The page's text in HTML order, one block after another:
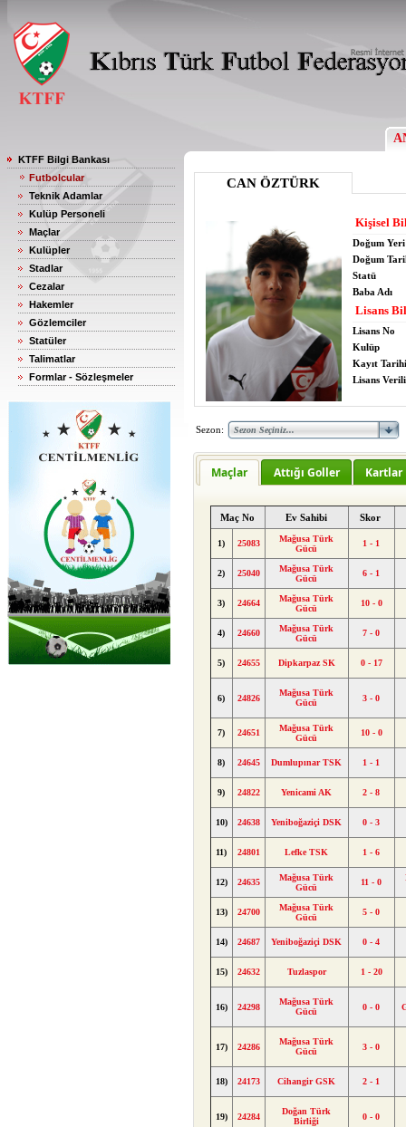
KTFF Bilgi Bankası
Futbolcular
Teknik Adamlar
Kulüp Personeli
Maçlar
Kulüpler
Stadlar
Cezalar
Hakemler
Gözlemciler
Statüler
Talimatlar
Formlar - Sözleşmeler
CAN ÖZTÜRK
Kişisel
Doğum Yeri
Doğum
Statü
Baba Adı
Lisans
Lisans No
Kulüp
Kayıt Tarihi
Lisans
Sezon:
Maçlar Attığı Goller Kartlar
Maç No Ev Sahibi Skor
1) 25083
Mağusa Türk
Gücü
1 - 1
2) 25040
Mağusa Türk
Gücü
6 - 1
3) 24664
Mağusa Türk
Gücü
10 - 0
4) 24660
Mağusa Türk
Gücü
7 - 0
5) 24655 Dipkarpaz SK 0 - 17
6) 24826
Mağusa Türk
Gücü
3 - 0
7) 24651
Mağusa Türk
Gücü
10 - 0
8) 24645 Dumlupınar TSK 1 - 1
9) 24822 Yenicami AK 2 - 8
10) 24638 Yeniboğaziçi DSK 0 - 3
11) 24801 Lefke TSK 1 - 6
12) 24635
Mağusa Türk
Gücü
11 - 0
13) 24700
Mağusa Türk
Gücü
5 - 0
14) 24687 Yeniboğaziçi DSK 0 - 4
15) 24632 Tuzlaspor 1 - 20
16) 24298
Mağusa Türk
Gücü
0 - 0
17) 24286
Mağusa Türk
Gücü
3 - 0
18) 24173 Cihangir GSK 2 - 1
19) 24284
Doğan Türk
Birliği
0 - 0